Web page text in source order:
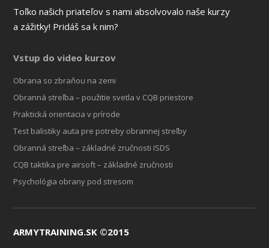
Toľko našich priateľov s nami absolvovalo naše kurzy
a zážitky! Pridáš sa k nim?
Vstup do video kurzov
Obrana so zbraňou na zemi
Obranná streľba – použitie svetla v CQB priestore
Praktická orientacia v prírode
Test balistiky auta pre potreby obrannej streľby
Obranná streľba – základné zručnosti ISDS
CQB taktika pre airsoft – základné zručnosti
Psychológia obrany pod stresom
ARMYTRAINING.SK ©2015